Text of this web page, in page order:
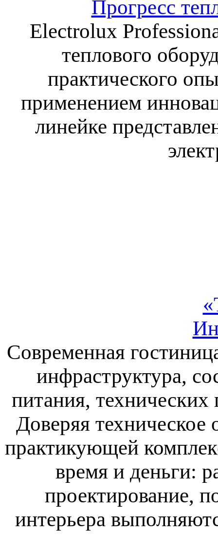
Прогресс
Electrolux
теплового
практического
применением
линейке
Современная
инфраструктура,
питания,
Доверяя
практикующей
время и деньги:
проектирование,
интерьера